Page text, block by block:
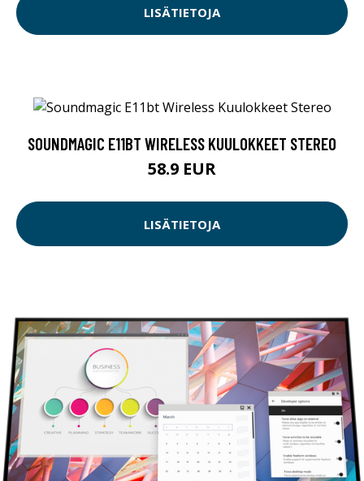
LISÄTIETOJA
SOUNDMAGIC E11BT WIRELESS KUULOKKEET STEREO
58.9 EUR
LISÄTIETOJA